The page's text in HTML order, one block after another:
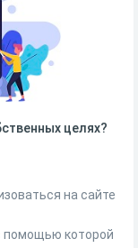
целях?
на сайте
помощью которой